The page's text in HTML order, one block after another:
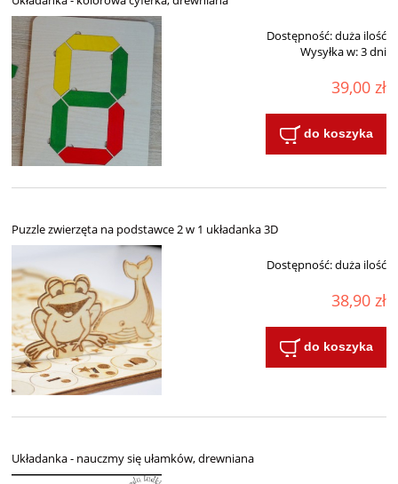
Dostępność:duża ilość
Wysyłka w:3 dni
39,00 zł
do koszyka
Puzzle zwierzęta na podstawce 2 w 1 układanka 3D
Dostępność:duża ilość
38,90 zł
do koszyka
Układanka - nauczmy się ułamków, drewniana